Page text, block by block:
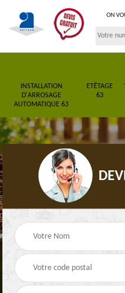
ON
INSTALLATION
D'ARROSAGE
AUTOMATIQUE 63
ETÊTAGE
63
Pose de
rouleau 63